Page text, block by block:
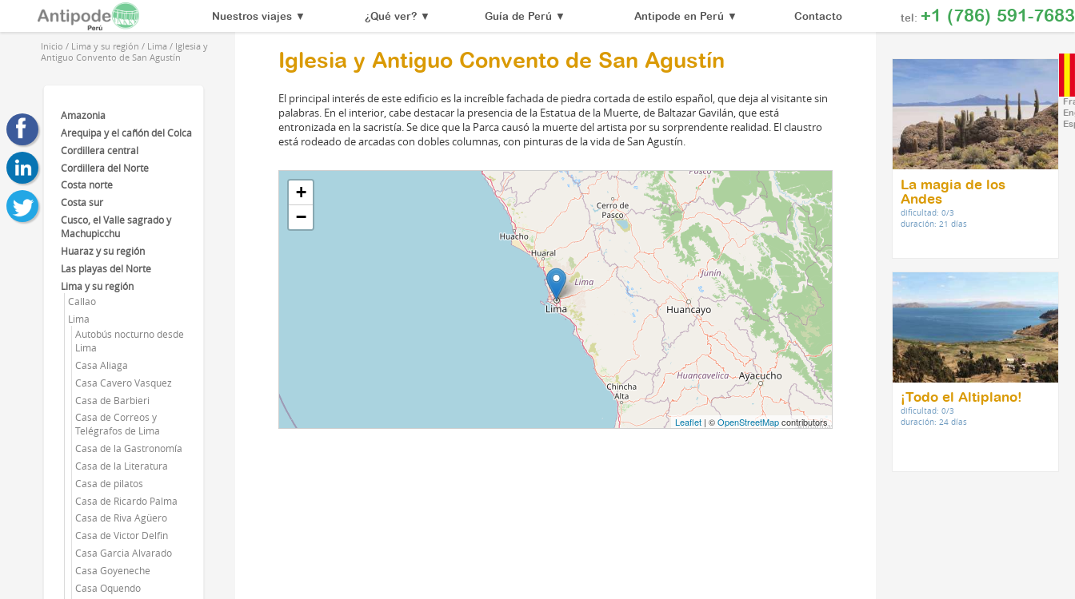
Nuestros viajes▼ ¿Qué ver?▼ Guía de Perú ▼ Antipode en Perú ▼ Contacto tel: +1 (786) 591-7683
Inicio / Lima y su región / Lima / Iglesia y
Antiguo Convento de San Agustín
Amazonia
Arequipa y el cañón del Colca
Cordillera central
Cordillera del Norte
Costa norte
Costa sur
Cusco, el Valle sagrado y
Machupicchu
Huaraz y su región
Las playas del Norte
Lima y su región
Callao
Lima
Autobús nocturno desde
Lima
Casa Aliaga
Casa Cavero Vasquez
Casa de Barbieri
Casa de Correos y
Telégrafos de Lima
Casa de la Gastronomía
Casa de la Literatura
Casa de pilatos
Casa de Ricardo Palma
Casa de Riva Agüero
Casa de Victor Delfin
Casa Garcia Alvarado
Casa Goyeneche
Casa Oquendo
Iglesia y Antiguo Convento de San Agustín
El principal interés de este edificio es la increíble fachada de piedra cortada de estilo español, que deja al visitante sin
palabras. En el interior, cabe destacar la presencia de la Estatua de la Muerte, de Baltazar Gavilán, que está
entronizada en la sacristía. Se dice que la Parca causó la muerte del artista por su sorprendente realidad. El claustro
está rodeado de arcadas con dobles columnas, con pinturas de la vida de San Agustín.
+
−
Leaflet | ©OpenStreetMapcontributors
La magia de los
Andes
dificultad: 0/3
duración: 21 días
¡Todo el Altiplano!
dificultad: 0/3
duración: 24 días